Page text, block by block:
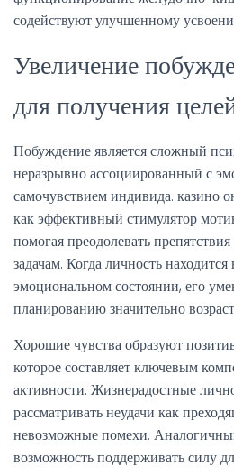
содействуют улучшенному
Увеличение
для получения
Побуждение является сложный
неразрывно ассоциированный с
самочувствием индивида. казино
как эффективный стимулятор
помогая преодолевать
задачам. Когда личность
эмоциональном состоянии, его
планированию значительно
Хорошие чувства образуют
которое составляет ключевым
активности. Жизнерадостные
рассматривать неудачи как
невозможные помехи.
возможность поддерживать силу